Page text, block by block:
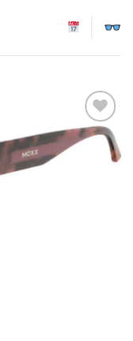
Toevoegen
verlanglijst